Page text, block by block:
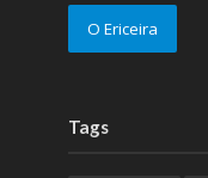
O Ericeira
Tags